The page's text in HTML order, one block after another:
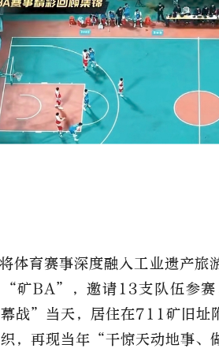
体育赛事深度融入工业遗产
“矿BA”，邀请13支队伍参赛
战”当天，居住在711矿旧址
，再现当年“干惊天动地事、